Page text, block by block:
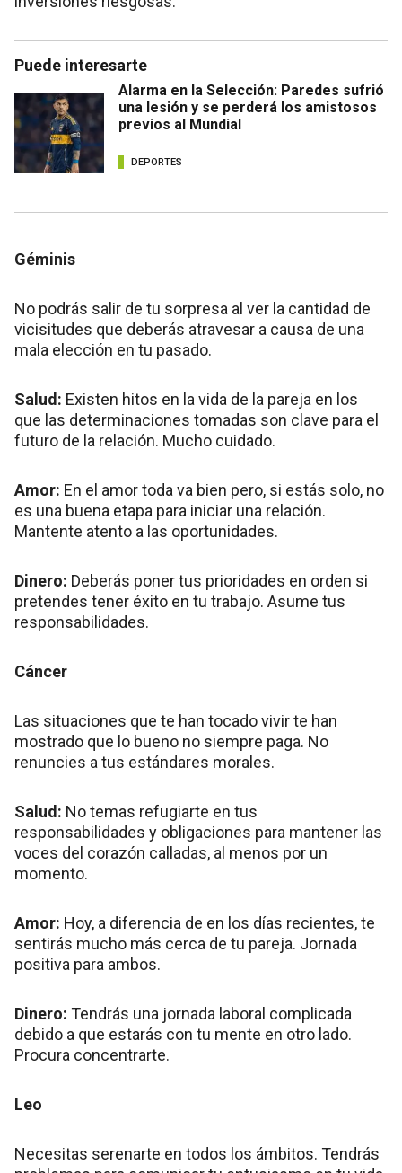
Puede interesarte
Alarma en la Selección: Paredes sufrió
una lesión y se perderá los amistosos
previos al Mundial
DEPORTES
Géminis
No podrás salir de tu sorpresa al ver la cantidad de
vicisitudes que deberás atravesar a causa de una
mala elección en tu pasado.
Salud: Existen hitos en la vida de la pareja en los
que las determinaciones tomadas son clave para el
futuro de la relación. Mucho cuidado.
Amor: En el amor toda va bien pero, si estás solo, no
es una buena etapa para iniciar una relación.
Mantente atento a las oportunidades.
Dinero: Deberás poner tus prioridades en orden si
pretendes tener éxito en tu trabajo. Asume tus
responsabilidades.
Cáncer
Las situaciones que te han tocado vivir te han
mostrado que lo bueno no siempre paga. No
renuncies a tus estándares morales.
Salud: No temas refugiarte en tus
responsabilidades y obligaciones para mantener las
voces del corazón calladas, al menos por un
momento.
Amor: Hoy, a diferencia de en los días recientes, te
sentirás mucho más cerca de tu pareja. Jornada
positiva para ambos.
Dinero: Tendrás una jornada laboral complicada
debido a que estarás con tu mente en otro lado.
Procura concentrarte.
Leo
Necesitas serenarte en todos los ámbitos. Tendrás